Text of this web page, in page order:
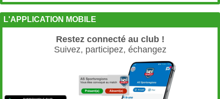
L'APPLICATION MOBILE
Restez connecté au club !
Suivez, participez, échangez